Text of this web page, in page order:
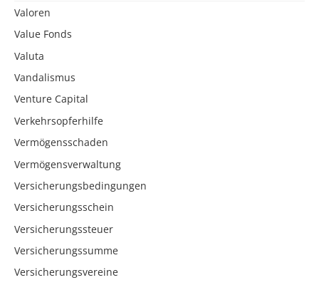
Valoren
Value Fonds
Valuta
Vandalismus
Venture Capital
Verkehrsopferhilfe
Vermögensschaden
Vermögensverwaltung
Versicherungsbedingungen
Versicherungsschein
Versicherungssteuer
Versicherungssumme
Versicherungsvereine